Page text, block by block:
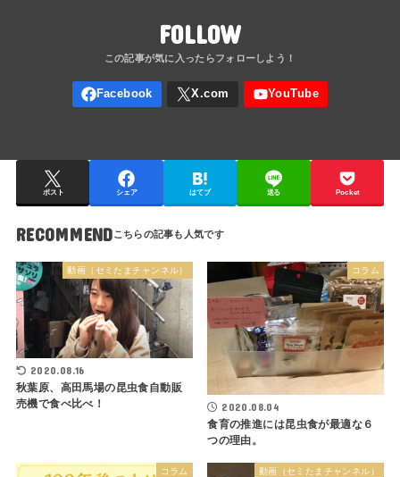
FOLLOW
ポスト シェア はてブ 送る Pocket
RECOMMEND
動画（セミたまチャンネル）
2020.08.16
秋葉原、高田馬場の昆虫食自動販
売機で食べ比べ！
コラム
2020.08.04
食育の推進には昆虫食が最適な６
つの理由。
コラム 動画（セミたまチャンネル）